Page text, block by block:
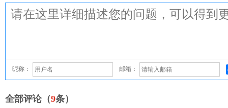
昵称： 邮箱：
全部评论（9条）